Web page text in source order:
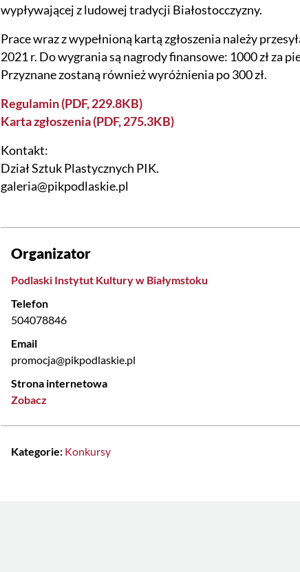
wypływającej z ludowej tradycji Białostocczyzny.
Prace wraz z wypełnioną kartą zgłoszenia należy
2021 r. Do wygrania są nagrody finansowe: 1000 zł za
Przyznane zostaną również wyróżnienia po 300 zł.
Regulamin (PDF, 229.8KB)
Karta zgłoszenia (PDF, 275.3KB)
Kontakt:
Dział Sztuk Plastycznych PIK.
galeria@pikpodlaskie.pl
Organizator
Podlaski Instytut Kultury w Białymstoku
Telefon
504078846
Email
promocja@pikpodlaskie.pl
Strona internetowa
Zobacz
Kategorie: Konkursy